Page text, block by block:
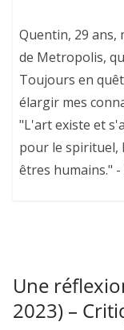
Quentin, 29 ans,
de Metropolis,
Toujours en
élargir mes
"L'art existe et
pour le spirituel,
êtres humains."
Une
2023) –